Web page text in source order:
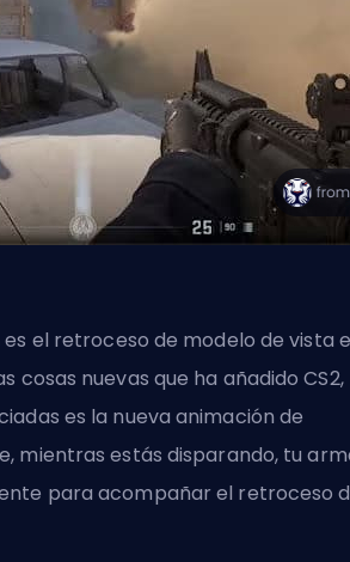
es el retroceso de modelo de vista
cosas nuevas que ha añadido CS2,
es la nueva animación de
mientras estás disparando, tu
para acompañar el retroceso